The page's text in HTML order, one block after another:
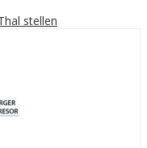
stellen